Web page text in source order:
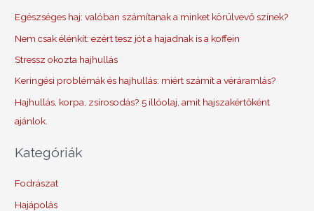
Egészséges haj: valóban számítanak a minket körülvevő színek?
Nem csak élénkít: ezért tesz jót a hajadnak is a koffein
Stressz okozta hajhullás
Keringési problémák és hajhullás: miért számít a véráramlás?
Hajhullás, korpa, zsírosodás? 5 illóolaj, amit hajszakértőként
ajánlok.
Kategóriák
Fodrászat
Hajápolás